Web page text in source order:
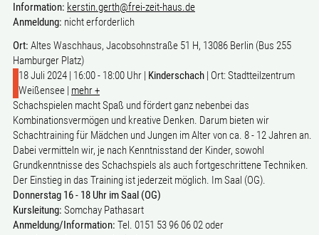
Information: kerstin.gerth@frei-zeit-haus.de
Anmeldung: nicht erforderlich
Ort: Altes Waschhaus, Jacobsohnstraße 51 H, 13086 Berlin (Bus 255
Hamburger Platz)
18 Juli 2024 | 16:00 - 18:00 Uhr | Kinderschach | Ort: Stadtteilzentrum
Weißensee | mehr +
Schachspielen macht Spaß und fördert ganz nebenbei das
Kombinationsvermögen und kreative Denken. Darum bieten wir
Schachtraining für Mädchen und Jungen im Alter von ca. 8 - 12 Jahren an.
Dabei vermitteln wir, je nach Kenntnisstand der Kinder, sowohl
Grundkenntnisse des Schachspiels als auch fortgeschrittene Techniken.
Der Einstieg in das Training ist jederzeit möglich. Im Saal (OG).
Donnerstag 16 - 18 Uhr im Saal (OG)
Kursleitung: Somchay Pathasart
Anmeldung/Information: Tel. 0151 53 96 06 02 oder